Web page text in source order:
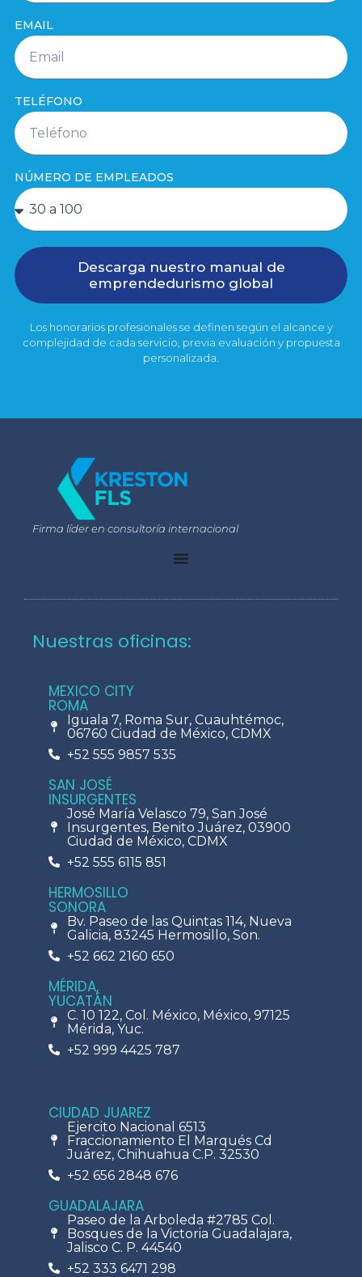
EMAIL
TELÉFONO
NÚMERO DE EMPLEADOS
Descarga nuestro manual de
emprendedurismo global
Los honorarios profesionales se definen según el alcance y
complejidad de cada servicio, previa evaluación y propuesta
personalizada.
Firma líder en consultoría internacional
Nuestras oficinas:
MEXICO CITY
ROMA
Iguala 7, Roma Sur, Cuauhtémoc,
06760 Ciudad de México, CDMX
+52 555 9857 535
SAN JOSÉ
INSURGENTES
José María Velasco 79, San José
Insurgentes, Benito Juárez, 03900
Ciudad de México, CDMX
+52 555 6115 851
HERMOSILLO
SONORA
Bv. Paseo de las Quintas 114, Nueva
Galicia, 83245 Hermosillo, Son.
+52 662 2160 650
MÉRIDA,
YUCATÁN
C. 10 122, Col. México, México, 97125
Mérida, Yuc.
+52 999 4425 787
CIUDAD JUAREZ
Ejercito Nacional 6513
Fraccionamiento El Marqués Cd
Juárez, Chihuahua C.P. 32530
+52 656 2848 676
GUADALAJARA
Paseo de la Arboleda #2785 Col.
Bosques de la Victoria Guadalajara,
Jalisco C. P. 44540
+52 333 6471 298